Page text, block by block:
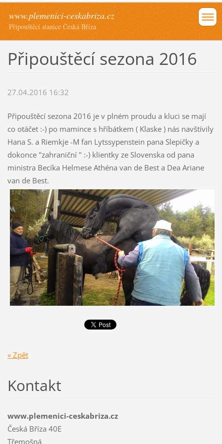
www.plemenici-ceskabriza.cz
Připouštěcí stanice Česká Bříza
Připouštěcí sezona 2016
27.04.2016 16:32
Připouštěcí sezona 2016 je v plném proudu a kluci se mají
co otáčet :-) po mamince s hříbátkem ( Klaske ) nás navštívily
Hana S. a Riemkje -M fan Lytssypenstein pana Slepičky a
dokonce "zahraniční " :-) klientky ze Slovenska od pana
ministra Becíka Helmese Athéna van de Best a Dea Ariane
van de Best.
« Zpět
Kontakt
www.plemenici-ceskabriza.cz
Česká Bříza 40E
Třemošná